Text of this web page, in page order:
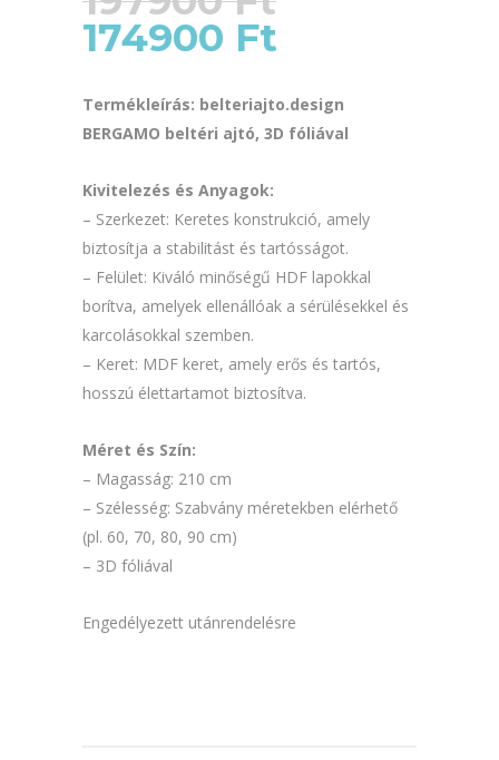
Original
was:
197900 Ft.
174900 Ft
174900 Ft.
Termékleírás: belteriajto.design
BERGAMO beltéri ajtó, 3D fóliával
Kivitelezés és Anyagok:
– Szerkezet: Keretes konstrukció, amely
biztosítja a stabilitást és tartósságot.
– Felület: Kiváló minőségű HDF lapokkal
borítva, amelyek ellenállóak a sérülésekkel és
karcolásokkal szemben.
– Keret: MDF keret, amely erős és tartós,
hosszú élettartamot biztosítva.
Méret és Szín:
– Magasság: 210 cm
– Szélesség: Szabvány méretekben elérhető
(pl. 60, 70, 80, 90 cm)
– 3D fóliával
Engedélyezett utánrendelésre